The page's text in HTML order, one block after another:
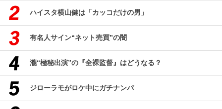
ハイスタ横山健は「カッコだけの男」
有名人サイン“ネット売買”の闇
瀧“極秘出演”の『全裸監督』はどうなる？
ジローラモがロケ中にガチナンパ